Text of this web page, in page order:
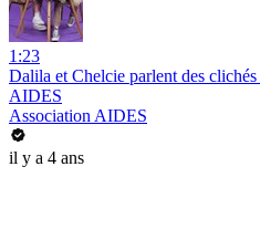
1:23
Dalila et Chelcie parlent des
AIDES
Association AIDES
il y a 4 ans